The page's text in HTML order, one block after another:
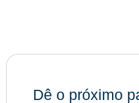
Dê o próximo